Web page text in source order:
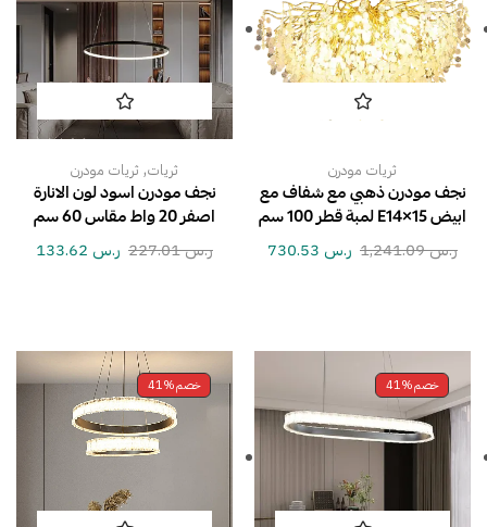
ثريات مودرن
نجف مودرن ذهبي مع شفاف مع
ابيض E14×15 لمبة قطر 100 سم
ر.س1,241.09 ر.س
ثريات, ثريات مودرن
نجف مودرن اسود لون الانارة
اصفر 20 واط مقاس 60 سم
ر.س227.01 ر.س
خصم41% خصم41%